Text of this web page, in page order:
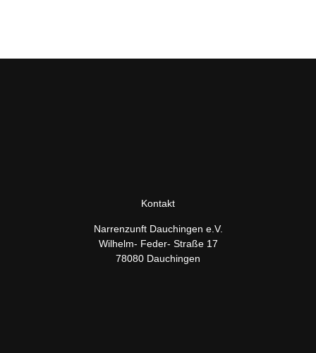
Kontakt
Narrenzunft Dauchingen e.V.
Wilhelm- Feder- Straße 17
78080 Dauchingen